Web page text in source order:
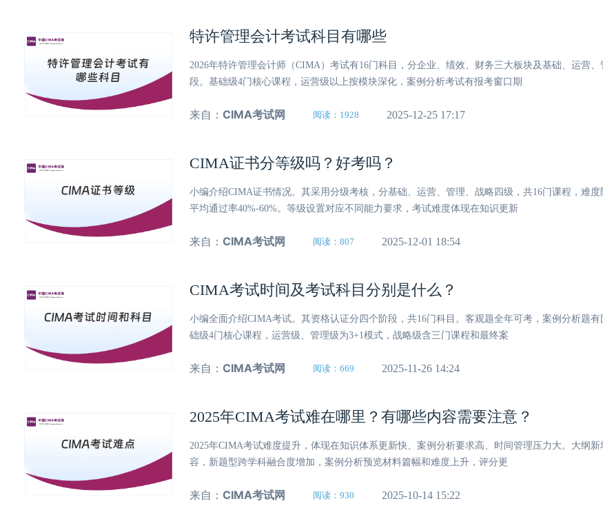
特许管理会计考试科目有哪些
2026年特许管理会计师（CIMA）考试有16门科目，分企业、绩效、财务三大板块及基础、运营
段。基础级4门核心课程，运营级以上按模块深化，案例分析考试有报考窗口期
来自： CIMA考试网 阅读：1928 2025-12-25 17:17
CIMA证书分等级吗？好考吗？
小编介绍CIMA证书情况。其采用分级考核，分基础、运营、管理、战略四级，共16门课程，难
平均通过率40%-60%。等级设置对应不同能力要求，考试难度体现在知识更新
来自： CIMA考试网 阅读：807 2025-12-01 18:54
CIMA考试时间及考试科目分别是什么？
小编全面介绍CIMA考试。其资格认证分四个阶段，共16门科目。客观题全年可考，案例分析题
础级4门核心课程，运营级、管理级为3+1模式，战略级含三门课程和最终案
来自： CIMA考试网 阅读：669 2025-11-26 14:24
2025年CIMA考试难在哪里？有哪些内容需要注意？
2025年CIMA考试难度提升，体现在知识体系更新快、案例分析要求高、时间管理压力大。大纲
容，新题型跨学科融合度增加，案例分析预览材料篇幅和难度上升，评分更
来自： CIMA考试网 阅读：930 2025-10-14 15:22